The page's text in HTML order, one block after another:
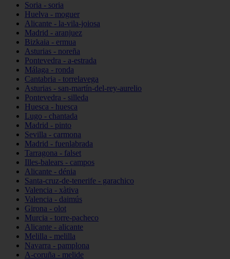
Soria - soria
Huelva - moguer
Alicante - la-vila-joiosa
Madrid - aranjuez
Bizkaia - ermua
Asturias - noreña
Pontevedra - a-estrada
Málaga - ronda
Cantabria - torrelavega
Asturias - san-martín-del-rey-aurelio
Pontevedra - silleda
Huesca - huesca
Lugo - chantada
Madrid - pinto
Sevilla - carmona
Madrid - fuenlabrada
Tarragona - falset
Illes-balears - campos
Alicante - dénia
Santa-cruz-de-tenerife - garachico
Valencia - xàtiva
Valencia - daimús
Girona - olot
Murcia - torre-pacheco
Alicante - alicante
Melilla - melilla
Navarra - pamplona
A-coruña - melide